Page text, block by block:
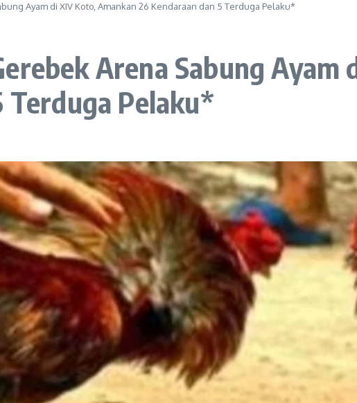
Ayam di XIV Koto, Amankan 26 Kendaraan dan 5 Terduga Pelaku*
Arena Sabung Ayam
Terduga Pelaku*